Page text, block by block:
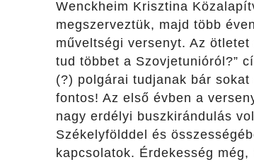
Wenckheim Krisztina
megszerveztük, majd több
műveltségi versenyt. Az
tud többet a Szovjetunióról?”
(?) polgárai tudjanak bár
fontos! Az első évben a
nagy erdélyi buszkirándulás
Székelyfölddel és
kapcsolatok. Érdekesség